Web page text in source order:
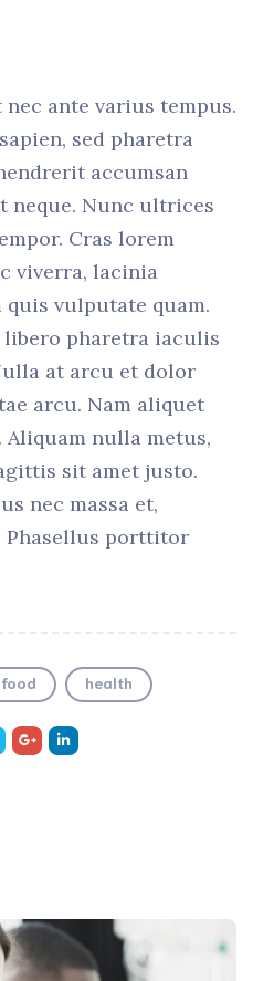
ante varius tempus.
sed pharetra
accumsan
neque. Nunc ultrices
Cras lorem
viverra, lacinia
quis vulputate quam.
pharetra iaculis
at arcu et dolor
arcu. Nam aliquet
Aliquam nulla metus,
sit amet justo.
nec massa et,
Phasellus porttitor
food health